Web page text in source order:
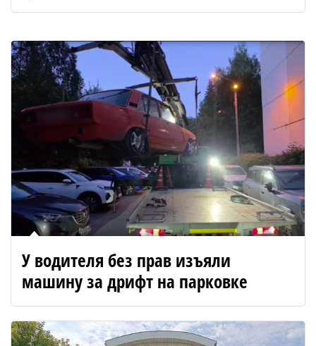
У водителя без прав изъяли
машину за дрифт на парковке